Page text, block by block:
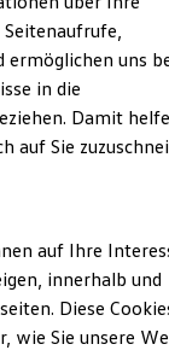
ermöglichen uns
in die
Damit
auf Sie
auf Ihre
innerhalb und
Diese
wie Sie unsere